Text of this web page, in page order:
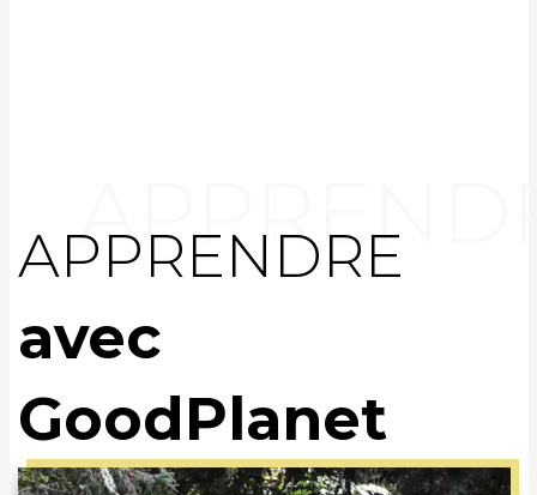
APPRENDRE
avec
GoodPlanet